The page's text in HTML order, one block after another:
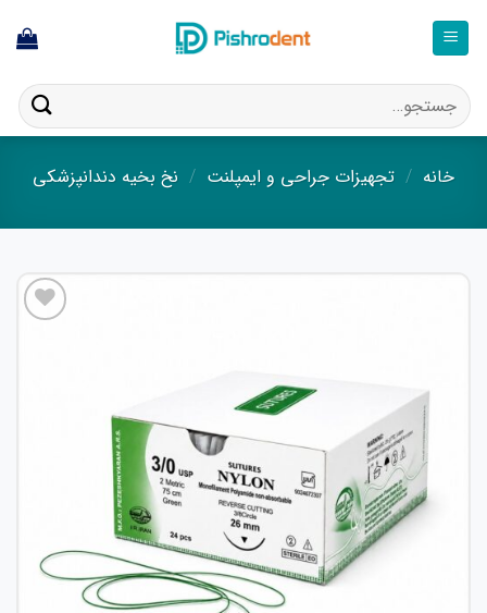
جستجو
برای:
خانه / تجهیزات جراحی و ایمپلنت / نخ بخیه دندانپزشکی